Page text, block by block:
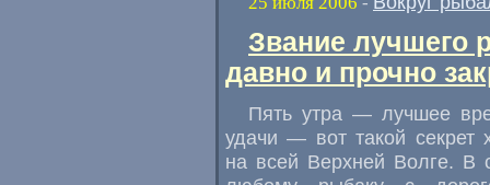
Звание лучшего
давно и прочно
Пять утра — лучшее
удачи — вот такой секрет
на всей Верхней Волге. В